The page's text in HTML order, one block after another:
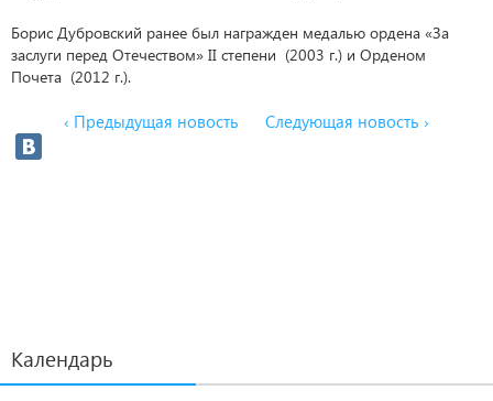
Борис Дубровский ранее был награжден медалью ордена «За
заслуги перед Отечеством» II степени (2003 г.) и Орденом
Почета (2012 г.).
‹ Предыдущая новость Следующая новость ›
Календарь